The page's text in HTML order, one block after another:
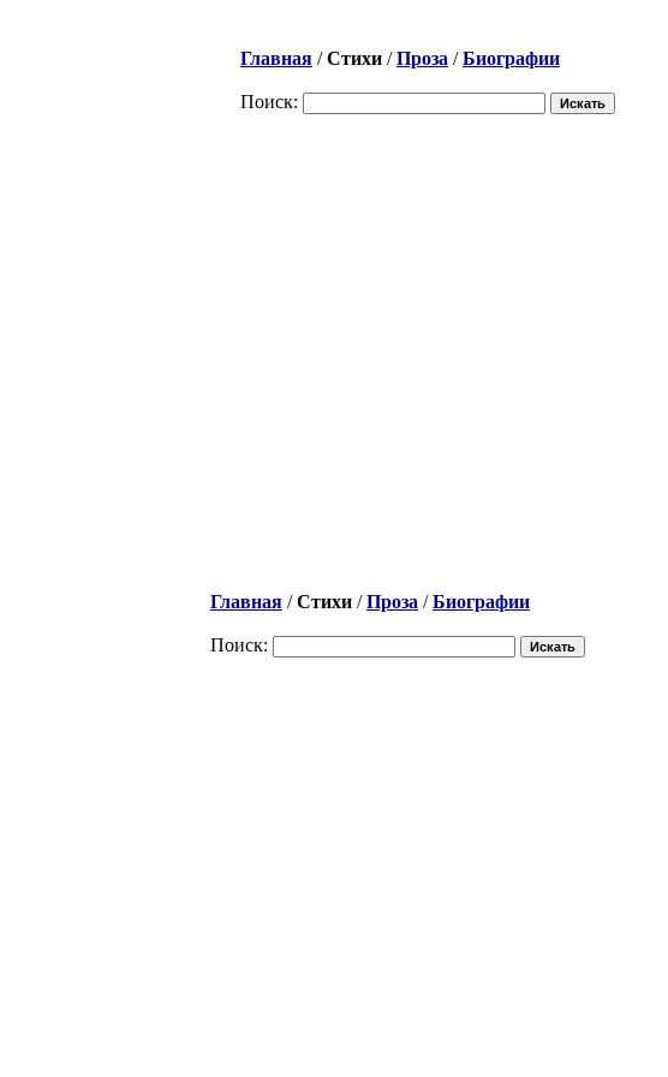
Главная /Стихи /Проза /Биографии
Поиск:
Главная /Стихи /Проза /Биографии
Поиск: